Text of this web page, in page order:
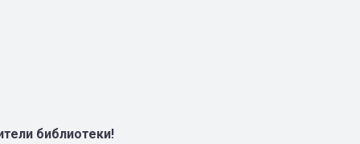
библиотеки!